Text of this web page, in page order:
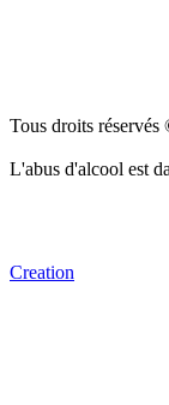
Tous droits réservés
L'abus d'alcool est
Creation